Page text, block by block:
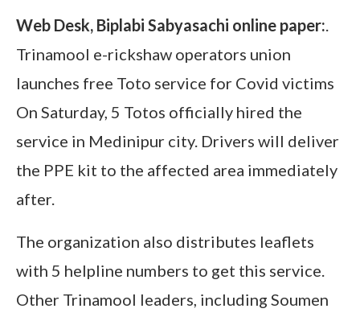
Web Desk, Biplabi Sabyasachi online paper:.
Trinamool e-rickshaw operators union
launches free Toto service for Covid victims
On Saturday, 5 Totos officially hired the
service in Medinipur city. Drivers will deliver
the PPE kit to the affected area immediately
after.
The organization also distributes leaflets
with 5 helpline numbers to get this service.
Other Trinamool leaders, including Soumen